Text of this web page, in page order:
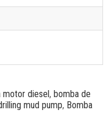
motor diesel, bomba de
mud pump, Bomba